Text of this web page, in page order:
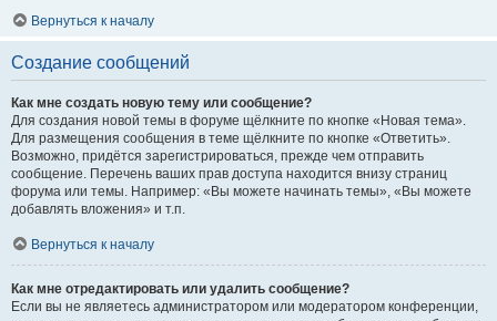
Вернуться к началу
Создание сообщений
Как мне создать новую тему или сообщение?
Для создания новой темы в форуме щёлкните по кнопке «Новая тема».
Для размещения сообщения в теме щёлкните по кнопке «Ответить».
Возможно, придётся зарегистрироваться, прежде чем отправить
сообщение. Перечень ваших прав доступа находится внизу страниц
форума или темы. Например: «Вы можете начинать темы», «Вы можете
добавлять вложения» и т.п.
Вернуться к началу
Как мне отредактировать или удалить сообщение?
Если вы не являетесь администратором или модератором конференции,